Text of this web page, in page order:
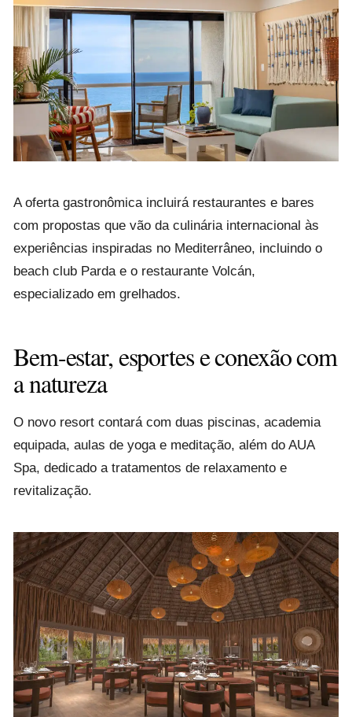
A oferta gastronômica incluirá restaurantes e bares
com propostas que vão da culinária internacional às
experiências inspiradas no Mediterrâneo, incluindo o
beach club Parda e o restaurante Volcán,
especializado em grelhados.
Bem-estar, esportes e conexão com
a natureza
O novo resort contará com duas piscinas, academia
equipada, aulas de yoga e meditação, além do AUA
Spa, dedicado a tratamentos de relaxamento e
revitalização.